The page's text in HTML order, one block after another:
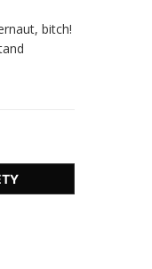
bitch!